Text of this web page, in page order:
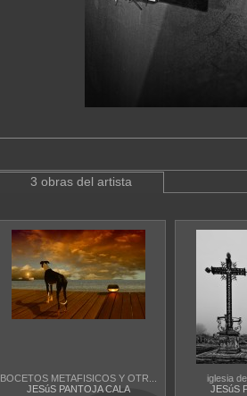
3 obras del artista
BOCETOS METAFISICOS Y OTR...
JESúS PANTOJA CALA
iglesia
JESúS